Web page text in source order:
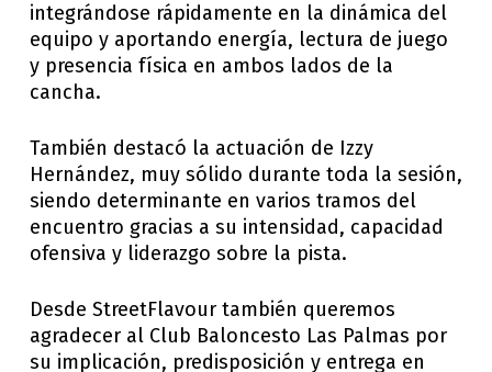
integrándose rápidamente en la dinámica del
equipo y aportando energía, lectura de juego
y presencia física en ambos lados de la
cancha.
También destacó la actuación de Izzy
Hernández, muy sólido durante toda la sesión,
siendo determinante en varios tramos del
encuentro gracias a su intensidad, capacidad
ofensiva y liderazgo sobre la pista.
Desde StreetFlavour también queremos
agradecer al Club Baloncesto Las Palmas por
su implicación, predisposición y entrega en